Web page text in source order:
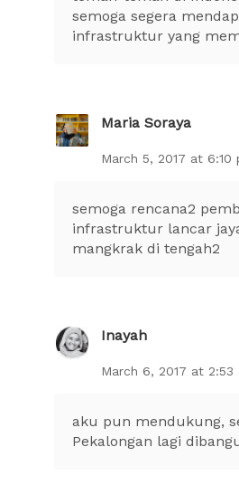
semoga segera
infrastruktur yang
Maria Soraya
March 5, 2017 at 6:10
semoga rencana2
infrastruktur lancar
mangkrak di tengah2
Inayah
March 6, 2017 at 2:53
aku pun mendukung,
Pekalongan lagi